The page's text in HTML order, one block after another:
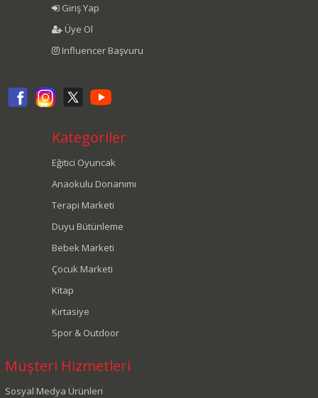
Giriş Yap
Üye Ol
Influencer Başvuru
Kategoriler
Eğitici Oyuncak
Anaokulu Donanımı
Terapi Marketi
Duyu Bütünleme
Bebek Marketi
Çocuk Marketi
Kitap
Kırtasiye
Spor & Outdoor
Müşteri Hizmetleri
Sosyal Medya Ürünleri